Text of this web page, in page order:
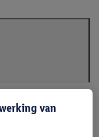
van